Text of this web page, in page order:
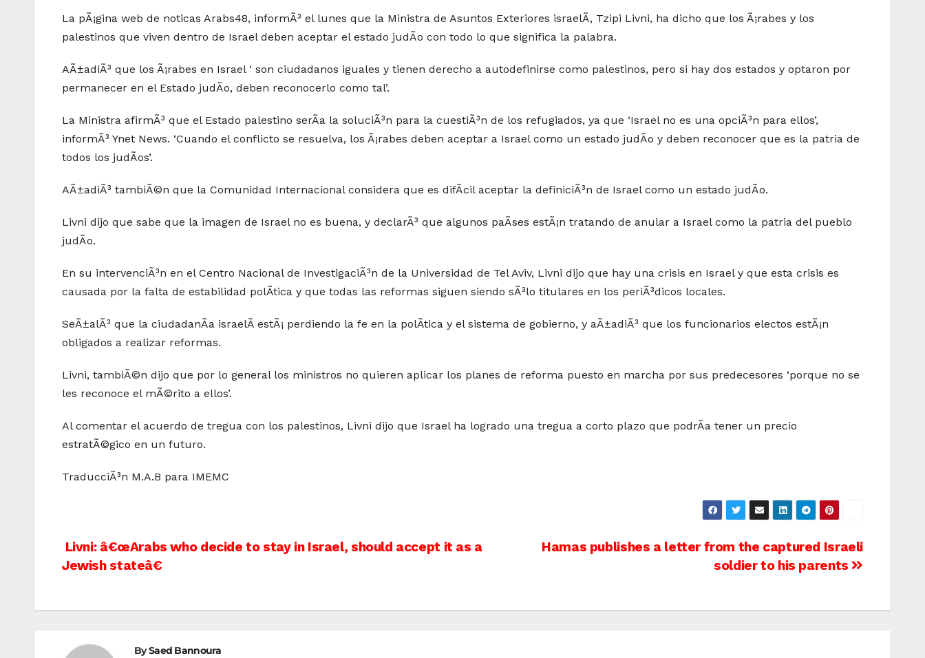
La pÃ¡gina web de noticas Arabs48, informÃ³ el lunes que la Ministra de Asuntos Exteriores israelÃ­, Tzipi Livni, ha dicho que los Ã¡rabes y los
palestinos que viven dentro de Israel deben aceptar el estado judÃ­o con todo lo que significa la palabra.
AÃ±adiÃ³ que los Ã¡rabes en Israel ‘ son ciudadanos iguales y tienen derecho a autodefinirse como palestinos, pero si hay dos estados y optaron por
permanecer en el Estado judÃ­o, deben reconocerlo como tal’.
La Ministra afirmÃ³ que el Estado palestino serÃ­a la soluciÃ³n para la cuestiÃ³n de los refugiados, ya que ‘Israel no es una opciÃ³n para ellos’,
informÃ³ Ynet News. ‘Cuando el conflicto se resuelva, los Ã¡rabes deben aceptar a Israel como un estado judÃ­o y deben reconocer que es la patria de
todos los judÃ­os’.
AÃ±adiÃ³ tambiÃ©n que la Comunidad Internacional considera que es difÃ­cil aceptar la definiciÃ³n de Israel como un estado judÃ­o.
Livni dijo que sabe que la imagen de Israel no es buena, y declarÃ³ que algunos paÃ­ses estÃ¡n tratando de anular a Israel como la patria del pueblo
judÃ­o.
En su intervenciÃ³n en el Centro Nacional de InvestigaciÃ³n de la Universidad de Tel Aviv, Livni dijo que hay una crisis en Israel y que esta crisis es
causada por la falta de estabilidad polÃ­tica y que todas las reformas siguen siendo sÃ³lo titulares en los periÃ³dicos locales.
SeÃ±alÃ³ que la ciudadanÃ­a israelÃ­ estÃ¡ perdiendo la fe en la polÃ­tica y el sistema de gobierno, y aÃ±adiÃ³ que los funcionarios electos estÃ¡n
obligados a realizar reformas.
Livni, tambiÃ©n dijo que por lo general los ministros no quieren aplicar los planes de reforma puesto en marcha por sus predecesores ‘porque no se
les reconoce el mÃ©rito a ellos’.
Al comentar el acuerdo de tregua con los palestinos, Livni dijo que Israel ha logrado una tregua a corto plazo que podrÃ­a tener un precio
estratÃ©gico en un futuro.
TraducciÃ³n M.A.B para IMEMC
Post
Hamas publishes a letter from the captured Israeli
soldier to his parents
Livni: â€œArabs who decide to stay in Israel, should accept it as a
Jewish stateâ€
BySaed Bannoura